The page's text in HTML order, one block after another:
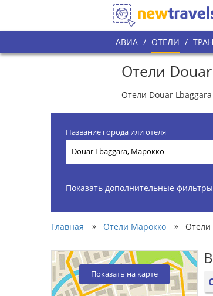
АВИА / ОТЕЛИ /
Отели
Отели Douar
Название города или отеля
Показать дополнительные фильтры
Главная » Отели Марокко » Отели
Показать на карте